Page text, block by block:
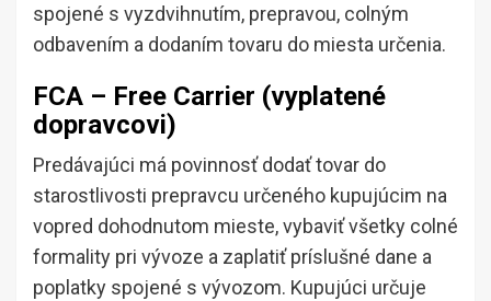
spojené s vyzdvihnutím, prepravou, colným
odbavením a dodaním tovaru do miesta určenia.
FCA – Free Carrier (vyplatené
dopravcovi)
Predávajúci má povinnosť dodať tovar do
starostlivosti prepravcu určeného kupujúcim na
vopred dohodnutom mieste, vybaviť všetky colné
formality pri vývoze a zaplatiť príslušné dane a
poplatky spojené s vývozom. Kupujúci určuje